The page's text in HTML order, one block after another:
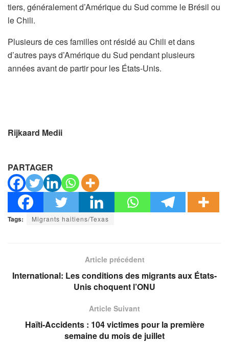
tiers, généralement d’Amérique du Sud comme le Brésil ou
le Chili.
Plusieurs de ces familles ont résidé au Chili et dans
d’autres pays d’Amérique du Sud pendant plusieurs
années avant de partir pour les États-Unis.
Rijkaard Medii
PARTAGER
Tags: Migrants haitiens/Texas
Article précédent
International: Les conditions des migrants aux États-
Unis choquent l’ONU
Article Suivant
Haïti-Accidents : 104 victimes pour la première
semaine du mois de juillet